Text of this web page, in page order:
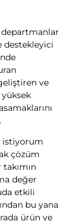
departmanlar
destekleyici
ve
yüksek
istiyorum
çözüm
değer
etkili
bu yana
ürün ve